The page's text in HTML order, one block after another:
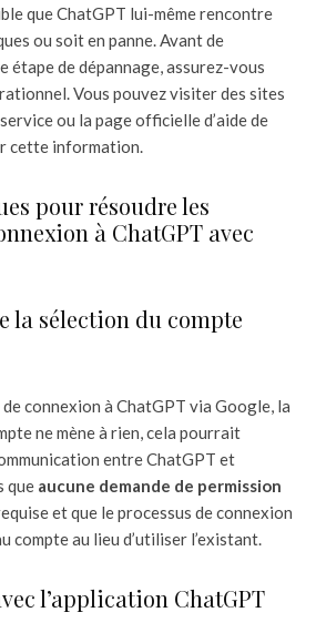
que ChatGPT lui-même rencontre
ou soit en panne. Avant de
de dépannage, assurez-vous
Vous pouvez visiter des sites
ou la page officielle d’aide de
cette information.
pour résoudre les
à ChatGPT avec
la sélection du compte
connexion à ChatGPT via Google, la
ne mène à rien, cela pourrait
entre ChatGPT et
que aucune demande de permission
et que le processus de connexion
compte au lieu d’utiliser l’existant.
l’application ChatGPT